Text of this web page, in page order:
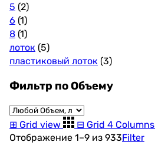
5 (2)
6 (1)
8 (1)
лоток (5)
пластиковый лоток (3)
Фильтр по Объему
⊞ Grid view ⊟ Grid 4 Columns
Отображение 1–9 из 933Цены:
Filter